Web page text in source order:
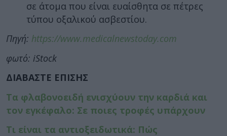
σε άτομα που είναι ευαίσθητα σε πέτρες
τύπου οξαλικού ασβεστίου.
Πηγή: https://www.medicalnewstoday.com
φωτό: iStock
ΔΙΑΒΑΣΤΕ ΕΠΙΣΗΣ
Τα φλαβονοειδή ενισχύουν την καρδιά και
τον εγκέφαλο: Σε ποιες τροφές υπάρχουν
Τι είναι τα αντιοξειδωτικά: Πώς